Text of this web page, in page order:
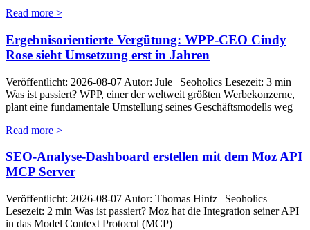
Read more >
Ergebnisorientierte Vergütung: WPP-CEO Cindy
Rose sieht Umsetzung erst in Jahren
Veröffentlicht: 2026-08-07 Autor: Jule | Seoholics Lesezeit: 3 min
Was ist passiert? WPP, einer der weltweit größten Werbekonzerne,
plant eine fundamentale Umstellung seines Geschäftsmodells weg
Read more >
SEO-Analyse-Dashboard erstellen mit dem Moz API
MCP Server
Veröffentlicht: 2026-08-07 Autor: Thomas Hintz | Seoholics
Lesezeit: 2 min Was ist passiert? Moz hat die Integration seiner API
in das Model Context Protocol (MCP)